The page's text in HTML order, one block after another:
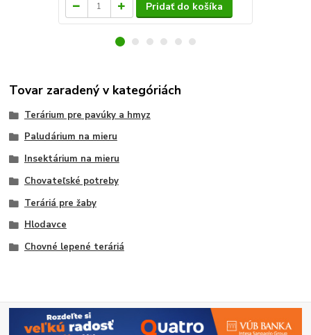
Pridať do košíka
Tovar zaradený v kategóriách
Terárium pre pavúky a hmyz
Paludárium na mieru
Insektárium na mieru
Chovateľské potreby
Teráriá pre žaby
Hlodavce
Chovné lepené teráriá